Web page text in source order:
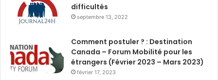
difficultés
septembre 13, 2022
Comment postuler ? : Destination
Canada – Forum Mobilité pour les
étrangers (Février 2023 – Mars 2023)
février 17, 2023